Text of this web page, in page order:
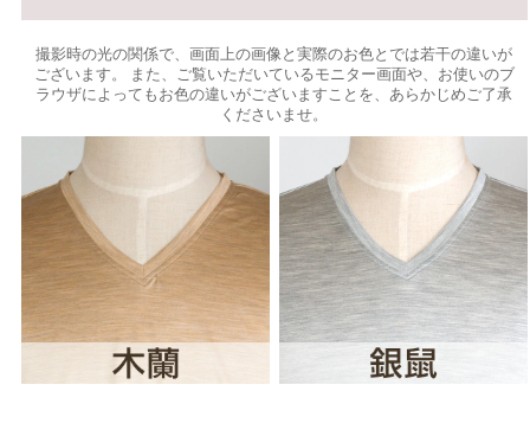
撮影時の光の関係で、画面上の画像と実際のお色とでは若干の違いが
ございます。 また、ご覧いただいているモニター画面や、お使いのブ
ラウザによってもお色の違いがございますことを、あらかじめご了承
くださいませ。